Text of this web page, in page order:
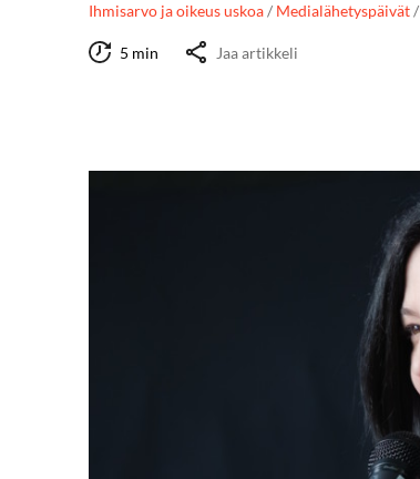
Ihmisarvo ja oikeus uskoa/ Medialähetyspäivät/
5 min Jaa artikkeli